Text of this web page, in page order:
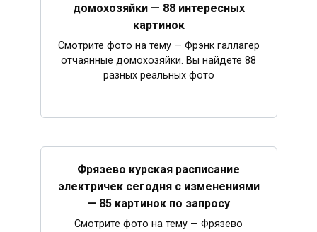
домохозяйки — 88 интересных
картинок
Смотрите фото на тему — Фрэнк галлагер
отчаянные домохозяйки. Вы найдете 88
разных реальных фото
Фрязево курская расписание
электричек сегодня с изменениями
— 85 картинок по запросу
Смотрите фото на тему — Фрязево